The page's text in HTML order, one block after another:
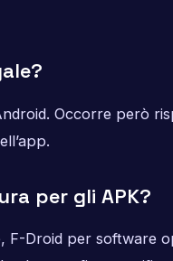
Occorre però
per gli APK?
F-Droid per software